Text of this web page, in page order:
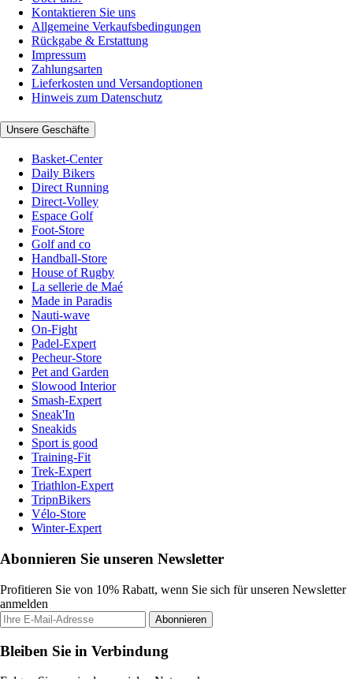
Kontaktieren Sie uns
Allgemeine Verkaufsbedingungen
Rückgabe & Erstattung
Impressum
Zahlungsarten
Lieferkosten und Versandoptionen
Hinweis zum Datenschutz
Unsere Geschäfte
Basket-Center
Daily Bikers
Direct Running
Direct-Volley
Espace Golf
Foot-Store
Golf and co
Handball-Store
House of Rugby
La sellerie de Maé
Made in Paradis
Nauti-wave
On-Fight
Padel-Expert
Pecheur-Store
Pet and Garden
Slowood Interior
Smash-Expert
Sneak'In
Sneakids
Sport is good
Training-Fit
Trek-Expert
Triathlon-Expert
TripnBikers
Vélo-Store
Winter-Expert
Abonnieren Sie unseren Newsletter
Profitieren Sie von 10% Rabatt, wenn Sie sich für unseren Newsletter
anmelden
Abonnieren
Bleiben Sie in Verbindung